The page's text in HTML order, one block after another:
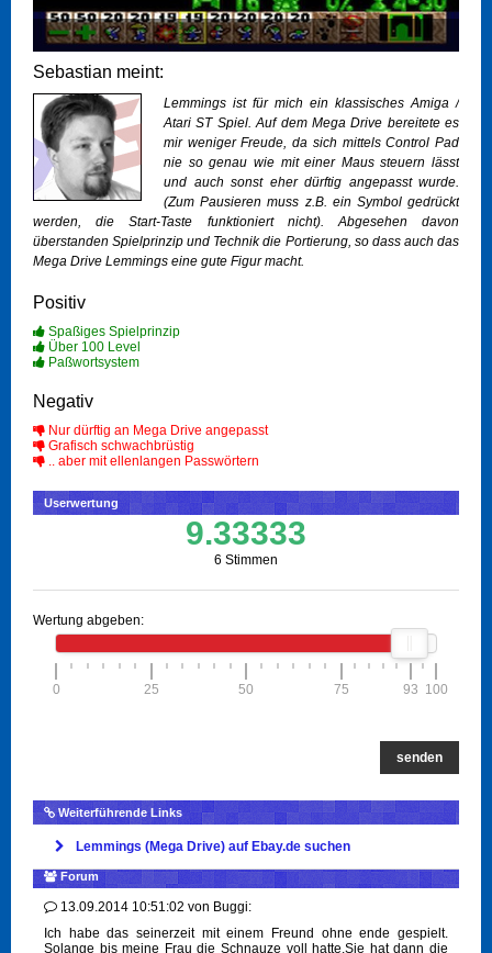
Sebastian meint:
Lemmings ist für mich ein klassisches Amiga /
Atari ST Spiel. Auf dem Mega Drive bereitete es
mir weniger Freude, da sich mittels Control Pad
nie so genau wie mit einer Maus steuern lässt
und auch sonst eher dürftig angepasst wurde.
(Zum Pausieren muss z.B. ein Symbol gedrückt
werden, die Start-Taste funktioniert nicht). Abgesehen davon
überstanden Spielprinzip und Technik die Portierung, so dass auch das
Mega Drive Lemmings eine gute Figur macht.
Positiv
Spaßiges Spielprinzip
Über 100 Level
Paßwortsystem
Negativ
Nur dürftig an Mega Drive angepasst
Grafisch schwachbrüstig
.. aber mit ellenlangen Passwörtern
Userwertung
9.33333
6 Stimmen
Wertung abgeben:
0 25 50 75 93 100
senden
Weiterführende Links
Lemmings (Mega Drive) auf Ebay.de suchen
Forum
13.09.2014 10:51:02 von Buggi:
Ich habe das seinerzeit mit einem Freund ohne ende gespielt.
Solange bis meine Frau die Schnauze voll hatte.Sie hat dann die